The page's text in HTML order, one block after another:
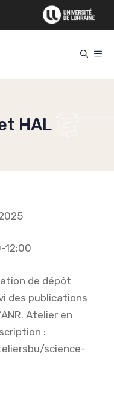
HAL
12:00
de dépôt
des publications
Atelier en
:
science-